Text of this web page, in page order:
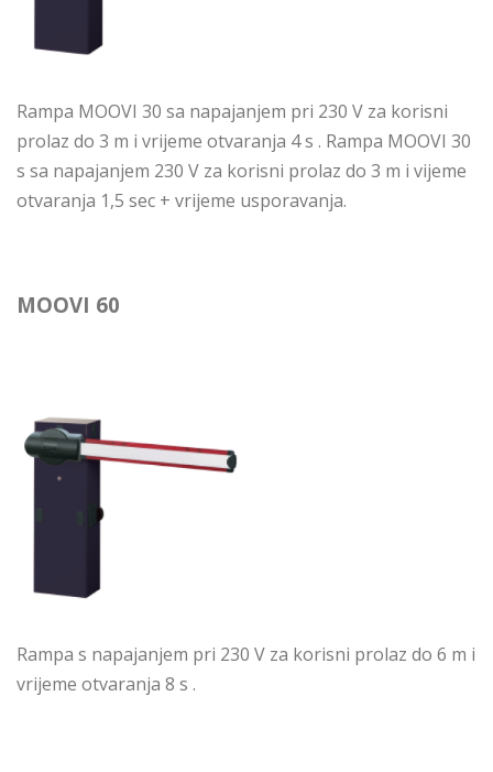
Rampa MOOVI 30 sa napajanjem pri 230 V za korisni
prolaz do 3 m i vrijeme otvaranja 4 s . Rampa MOOVI 30
s sa napajanjem 230 V za korisni prolaz do 3 m i vijeme
otvaranja 1,5 sec + vrijeme usporavanja.
MOOVI 60
Rampa s napajanjem pri 230 V za korisni prolaz do 6 m i
vrijeme otvaranja 8 s .